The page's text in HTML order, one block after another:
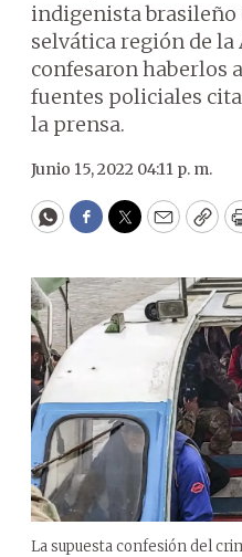
indigenista brasileño
selvática región de
confesaron haberlos
fuentes policiales
la prensa.
Junio 15, 2022 04:11 p. m.
WhatsApp
Facebook
Twitter
Email
La supuesta confesión del